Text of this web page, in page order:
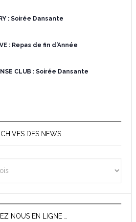
: Soirée Dansante
: Repas de fin d’Année
CLUB : Soirée Dansante
DES NEWS
NOUS EN LIGNE …